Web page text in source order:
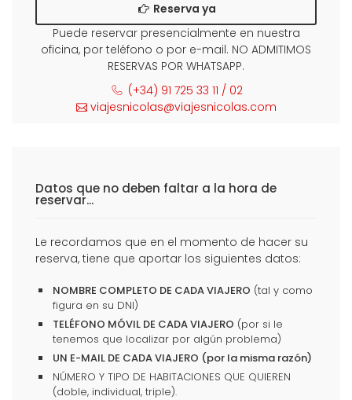
Reserva ya
Puede reservar presencialmente en nuestra
oficina, por teléfono o por e-mail. NO ADMITIMOS
RESERVAS POR WHATSAPP.
(+34) 91 725 33 11 / 02
viajesnicolas@viajesnicolas.com
Datos que no deben faltar a la hora de
reservar...
Le recordamos que en el momento de hacer su
reserva, tiene que aportar los siguientes datos:
NOMBRE COMPLETO DE CADA VIAJERO (tal y como
figura en su DNI)
TELÉFONO MÓVIL DE CADA VIAJERO (por si le
tenemos que localizar por algún problema)
UN E-MAIL DE CADA VIAJERO (por la misma razón)
NÚMERO Y TIPO DE HABITACIONES QUE QUIEREN
(doble, individual, triple).